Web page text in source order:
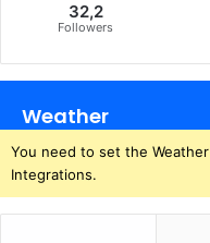
32,2
Followers
Weather
You need to set the
Integrations.